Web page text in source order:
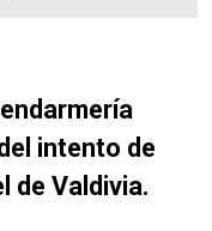
intento de
de Valdivia.